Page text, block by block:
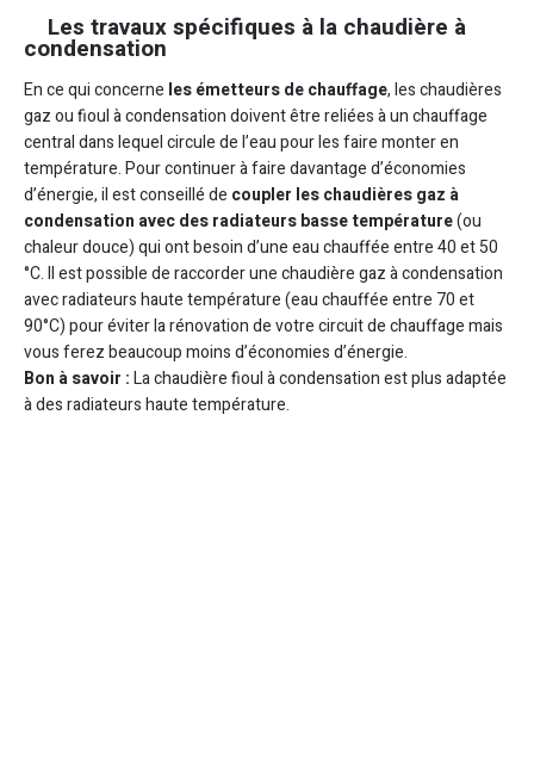
Les travaux spécifiques à la chaudière à
condensation
En ce qui concerne les émetteurs de chauffage, les chaudières
gaz ou fioul à condensation doivent être reliées à un chauffage
central dans lequel circule de l’eau pour les faire monter en
température. Pour continuer à faire davantage d’économies
d’énergie, il est conseillé de coupler les chaudières gaz à
condensation avec des radiateurs basse température(ou
chaleur douce) qui ont besoin d’une eau chauffée entre 40 et 50
°C. Il est possible de raccorder une chaudière gaz à condensation
avec radiateurs haute température (eau chauffée entre 70 et
90°C) pour éviter la rénovation de votre circuit de chauffage mais
vous ferez beaucoup moins d’économies d’énergie.
Bon à savoir :La chaudière fioul à condensation est plus adaptée
à des radiateurs haute température.